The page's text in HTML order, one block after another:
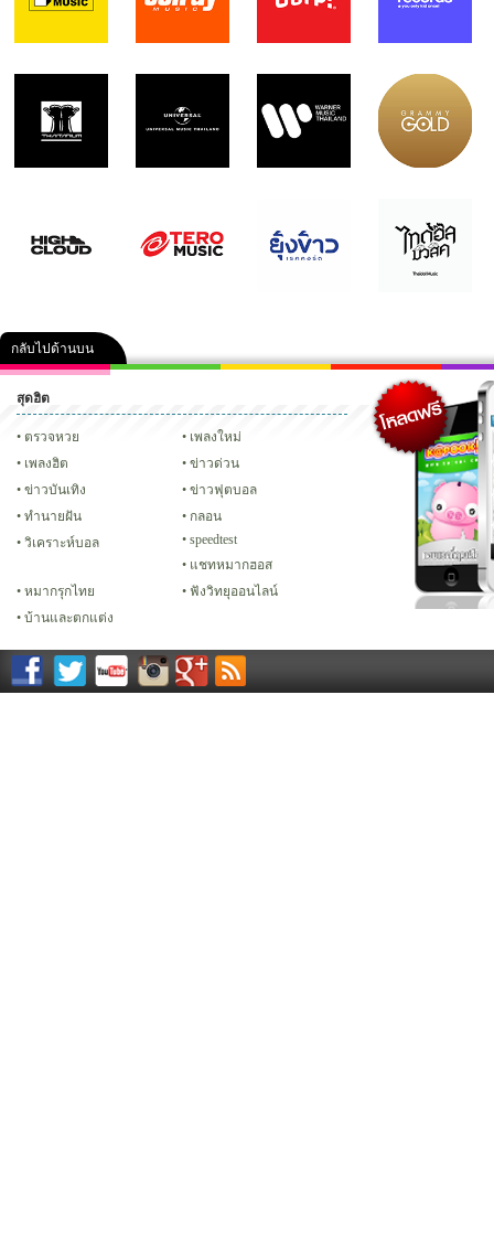
กลับไปด้านบน
คลิป ภาพ ปฏิทิน 2556 เฟซบุ๊ก ทวิ
Glitter
สุดฮิต
ตรวจหวย
เพลงใหม่
เพลงฮิต
ข่าวด่วน
ข่าวบันเทิง
ข่าวฟุตบอล
ทํานายฝัน
กลอน
วิเคราะห์บอล
speedtest
แชทหมากฮอส
หมากรุกไทย
ฟังวิทยุออนไลน์
บ้านและตกแต่ง